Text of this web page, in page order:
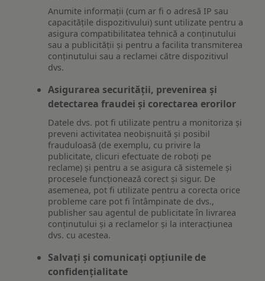
Anumite informații (cum ar fi o adresă IP sau
capacitățile dispozitivului) sunt utilizate pentru a
asigura compatibilitatea tehnică a conținutului
sau a publicității și pentru a facilita transmiterea
conținutului sau a reclamei către dispozitivul
dvs.
Asigurarea securității, prevenirea și
detectarea fraudei și corectarea erorilor
Datele dvs. pot fi utilizate pentru a monitoriza și
preveni activitatea neobișnuită și posibil
frauduloasă (de exemplu, cu privire la
publicitate, clicuri efectuate de roboți pe
reclame) și pentru a se asigura că sistemele și
procesele funcționează corect și sigur. De
asemenea, pot fi utilizate pentru a corecta orice
probleme care pot fi întâmpinate de dvs.,
publisher sau agentul de publicitate în livrarea
conținutului și a reclamelor și la interacțiunea
dvs. cu acestea.
Salvați și comunicați opțiunile de
confidențialitate